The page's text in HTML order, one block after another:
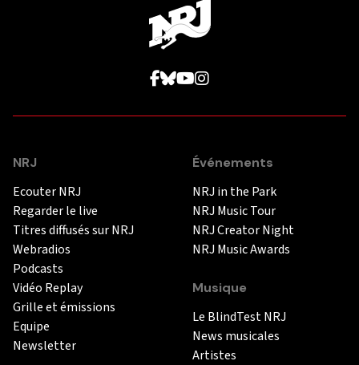
NRJ
Ecouter NRJ
Regarder le live
Titres diffusés sur NRJ
Webradios
Podcasts
Vidéo Replay
Grille et émissions
Equipe
Newsletter
Événements
NRJ in the Park
NRJ Music Tour
NRJ Creator Night
NRJ Music Awards
Musique
Le BlindTest NRJ
News musicales
Artistes